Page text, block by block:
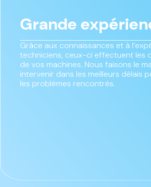
Grande
Grâce aux connaissances et à
techniciens, ceux-ci effectuent les
de vos machines. Nous faisons le
intervenir dans les meilleurs délais
les problèmes rencontrés.